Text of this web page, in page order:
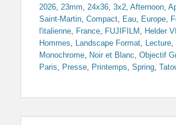
2026 23mm 24x36 3x2 Afternoon
Saint-Martin Compact Eau Europe
l'italienne
France FUJIFILM Helder
Hommes
Landscape Format Lecture
Monochrome
Noir et Blanc Objectif
Paris
Presse Printemps Spring